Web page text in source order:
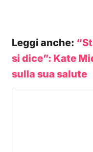
Leggi anche:
si dice”: Kate
sulla sua salute